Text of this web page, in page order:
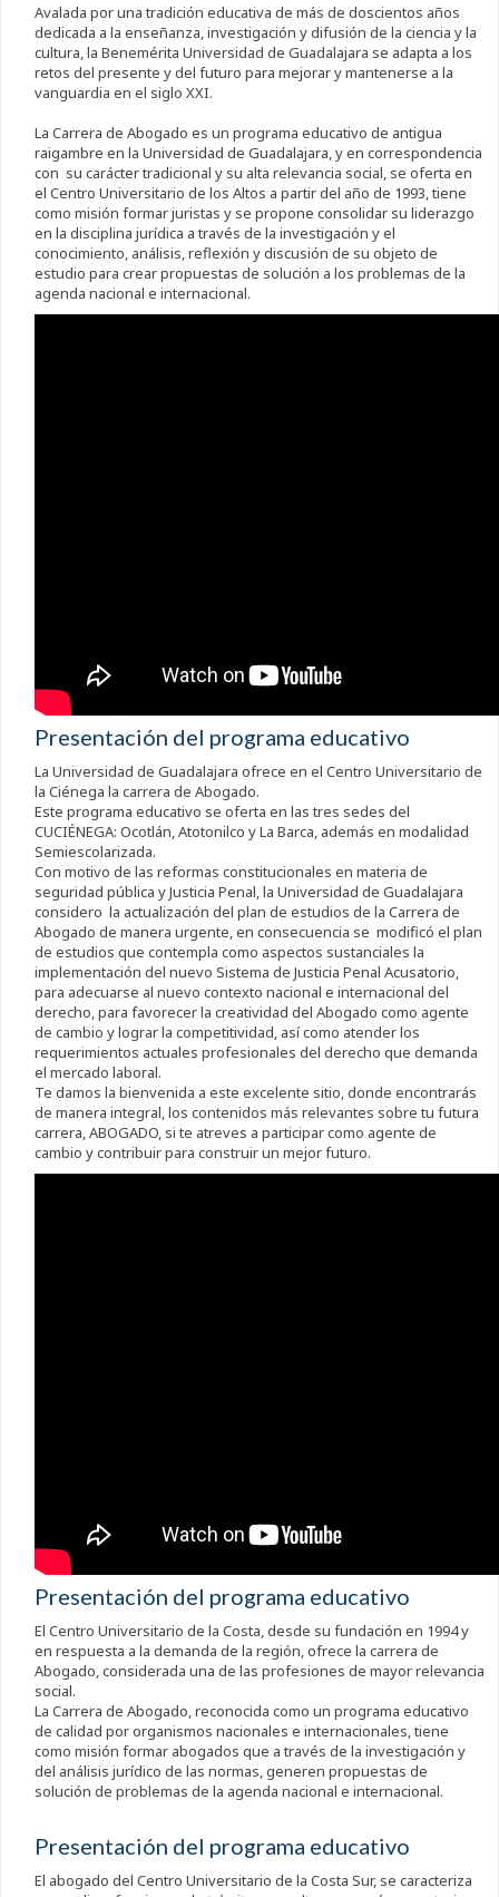
Avalada por una tradición educativa de más de doscientos años
dedicada a la enseñanza, investigación y difusión de la ciencia y la
cultura, la Benemérita Universidad de Guadalajara se adapta a los
retos del presente y del futuro para mejorar y mantenerse a la
vanguardia en el siglo XXI.
La Carrera de Abogado es un programa educativo de antigua
raigambre en la Universidad de Guadalajara, y en correspondencia
con su carácter tradicional y su alta relevancia social, se oferta en
el Centro Universitario de los Altos a partir del año de 1993, tiene
como misión formar juristas y se propone consolidar su liderazgo
en la disciplina jurídica a través de la investigación y el
conocimiento, análisis, reflexión y discusión de su objeto de
estudio para crear propuestas de solución a los problemas de la
agenda nacional e internacional.
Presentación del programa educativo
La Universidad de Guadalajara ofrece en el Centro Universitario de
la Ciénega la carrera de Abogado.
Este programa educativo se oferta en las tres sedes del
CUCIÉNEGA: Ocotlán, Atotonilco y La Barca, además en modalidad
Semiescolarizada.
Con motivo de las reformas constitucionales en materia de
seguridad pública y Justicia Penal, la Universidad de Guadalajara
considero la actualización del plan de estudios de la Carrera de
Abogado de manera urgente, en consecuencia se modificó el plan
de estudios que contempla como aspectos sustanciales la
implementación del nuevo Sistema de Justicia Penal Acusatorio,
para adecuarse al nuevo contexto nacional e internacional del
derecho, para favorecer la creatividad del Abogado como agente
de cambio y lograr la competitividad, así como atender los
requerimientos actuales profesionales del derecho que demanda
el mercado laboral.
Te damos la bienvenida a este excelente sitio, donde encontrarás
de manera integral, los contenidos más relevantes sobre tu futura
carrera, ABOGADO, si te atreves a participar como agente de
cambio y contribuir para construir un mejor futuro.
Presentación del programa educativo
El Centro Universitario de la Costa, desde su fundación en 1994 y
en respuesta a la demanda de la región, ofrece la carrera de
Abogado, considerada una de las profesiones de mayor relevancia
social.
La Carrera de Abogado, reconocida como un programa educativo
de calidad por organismos nacionales e internacionales, tiene
como misión formar abogados que a través de la investigación y
del análisis jurídico de las normas, generen propuestas de
solución de problemas de la agenda nacional e internacional.
Presentación del programa educativo
El abogado del Centro Universitario de la Costa Sur, se caracteriza